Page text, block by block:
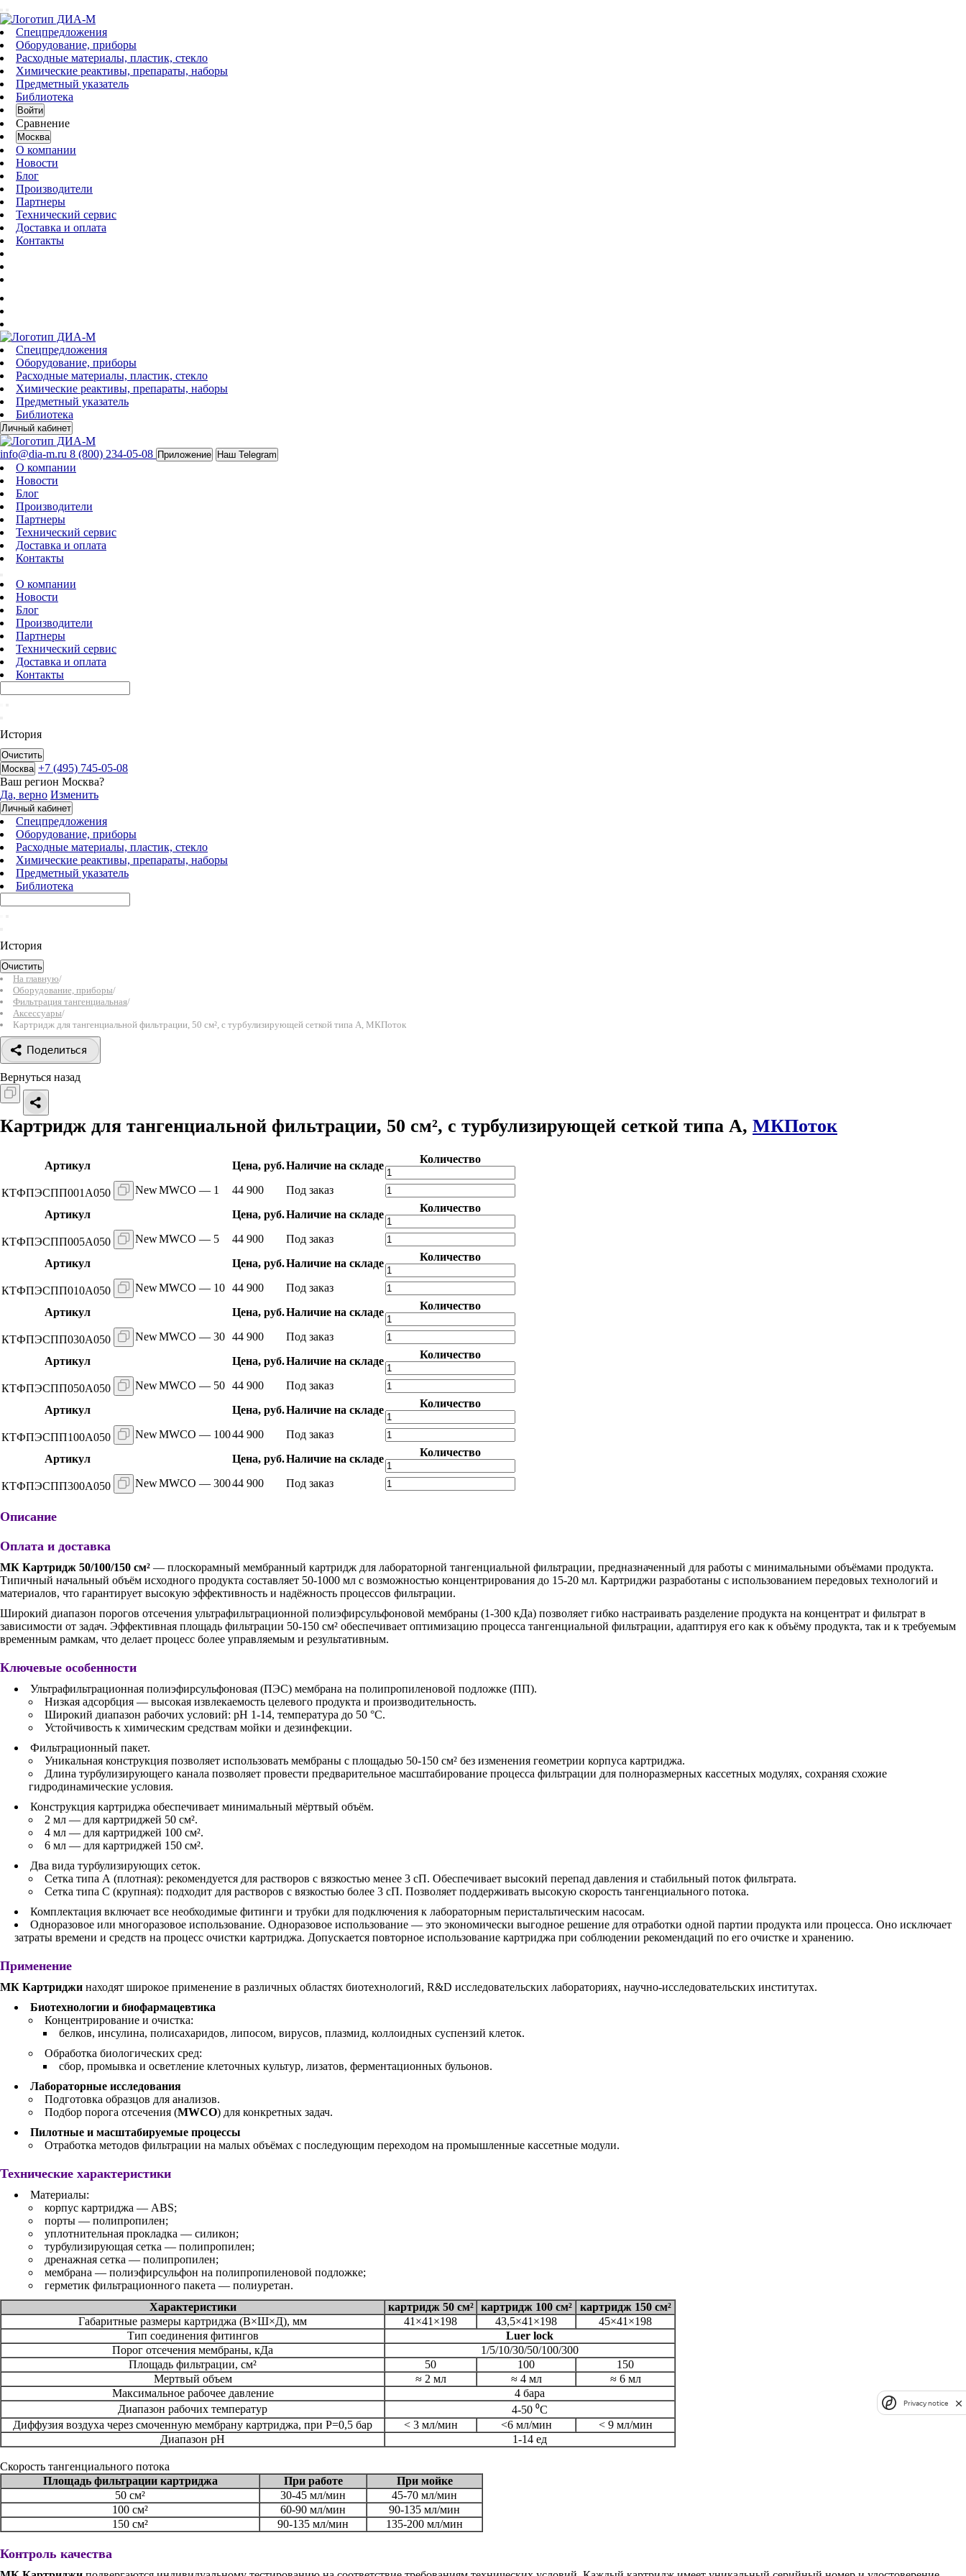
Спецпредложения
Оборудование, приборы
Расходные материалы, пластик, стекло
Химические реактивы, препараты, наборы
Предметный указатель
Библиотека
Войти
Сравнение
Москва
О компании
Новости
Блог
Производители
Партнеры
Технический сервис
Доставка и оплата
Контакты
Спецпредложения
Оборудование, приборы
Расходные материалы, пластик, стекло
Химические реактивы, препараты, наборы
Предметный указатель
Библиотека
Личный кабинет
info@dia-m.ru 8 (800) 234-05-08 Приложение Наш Telegram
О компании
Новости
Блог
Производители
Партнеры
Технический сервис
Доставка и оплата
Контакты
О компании
Новости
Блог
Производители
Партнеры
Технический сервис
Доставка и оплата
Контакты
История
Очистить
Москва +7 (495) 745-05-08
Ваш регион Москва?
Да, верно Изменить
Личный кабинет
Спецпредложения
Оборудование, приборы
Расходные материалы, пластик, стекло
Химические реактивы, препараты, наборы
Предметный указатель
Библиотека
История
Очистить
На главную/
Оборудование, приборы/
Фильтрация тангенциальная/
Аксессуары/
Картридж для тангенциальной фильтрации, 50 см², с турбулизирующей сеткой типа А, МКПоток
Поделиться
Вернуться назад
Картридж для тангенциальной фильтрации, 50 см², с турбулизирующей сеткой типа А, МКПоток
Артикул Цена, руб.Наличие на складе
Количество
КТФПЭСПП001А050 NewMWCO — 1 44 900
Под заказ
Артикул
Цена, руб.Наличие на складе
Количество
КТФПЭСПП005А050 NewMWCO — 5 44 900
Под заказ
Артикул
Цена, руб.Наличие на складе
Количество
КТФПЭСПП010А050 NewMWCO — 10 44 900
Под заказ
Артикул
Цена, руб.Наличие на складе
Количество
КТФПЭСПП030А050 NewMWCO — 30 44 900
Под заказ
Артикул
Цена, руб.Наличие на складе
Количество
КТФПЭСПП050А050 NewMWCO — 50 44 900
Под заказ
Артикул
Цена, руб.Наличие на складе
Количество
КТФПЭСПП100А050 NewMWCO — 10044 900
Под заказ
Артикул
Цена, руб.Наличие на складе
Количество
КТФПЭСПП300А050 NewMWCO — 30044 900 Под заказ
Описание
Оплата и доставка
МК Картридж 50/100/150 см² — плоскорамный мембранный картридж для лабораторной тангенциальной фильтрации, предназначенный для работы с минимальными объёмами продукта.
Типичный начальный объём исходного продукта составляет 50-1000 мл с возможностью концентрирования до 15-20 мл. Картриджи разработаны с использованием передовых технологий и
материалов, что гарантирует высокую эффективность и надёжность процессов фильтрации.
Широкий диапазон порогов отсечения ультрафильтрационной полиэфирсульфоновой мембраны (1-300 кДа) позволяет гибко настраивать разделение продукта на концентрат и фильтрат в
зависимости от задач. Эффективная площадь фильтрации 50-150 см² обеспечивает оптимизацию процесса тангенциальной фильтрации, адаптируя его как к объёму продукта, так и к требуемым
временным рамкам, что делает процесс более управляемым и результативным.
Ключевые особенности
Ультрафильтрационная полиэфирсульфоновая (ПЭС) мембрана на полипропиленовой подложке (ПП).
Низкая адсорбция — высокая извлекаемость целевого продукта и производительность.
Широкий диапазон рабочих условий: pH 1-14, температура до 50 °C.
Устойчивость к химическим средствам мойки и дезинфекции.
Фильтрационный пакет.
Уникальная конструкция позволяет использовать мембраны с площадью 50-150 см² без изменения геометрии корпуса картриджа.
Длина турбулизирующего канала позволяет провести предварительное масштабирование процесса фильтрации для полноразмерных кассетных модулях, сохраняя схожие
гидродинамические условия.
Конструкция картриджа обеспечивает минимальный мёртвый объём.
2 мл — для картриджей 50 см².
4 мл — для картриджей 100 см².
6 мл — для картриджей 150 см².
Два вида турбулизирующих сеток.
Сетка типа А (плотная): рекомендуется для растворов с вязкостью менее 3 сП. Обеспечивает высокий перепад давления и стабильный поток фильтрата.
Сетка типа С (крупная): подходит для растворов с вязкостью более 3 сП. Позволяет поддерживать высокую скорость тангенциального потока.
Комплектация включает все необходимые фитинги и трубки для подключения к лабораторным перистальтическим насосам.
Одноразовое или многоразовое использование. Одноразовое использование — это экономически выгодное решение для отработки одной партии продукта или процесса. Оно исключает
затраты времени и средств на процесс очистки картриджа. Допускается повторное использование картриджа при соблюдении рекомендаций по его очистке и хранению.
Применение
МК Картриджи находят широкое применение в различных областях биотехнологий, R&D исследовательских лабораториях, научно-исследовательских институтах.
Биотехнологии и биофармацевтика
Концентрирование и очистка:
белков, инсулина, полисахаридов, липосом, вирусов, плазмид, коллоидных суспензий клеток.
Обработка биологических сред:
сбор, промывка и осветление клеточных культур, лизатов, ферментационных бульонов.
Лабораторные исследования
Подготовка образцов для анализов.
Подбор порога отсечения (MWCO) для конкретных задач.
Пилотные и масштабируемые процессы
Отработка методов фильтрации на малых объёмах с последующим переходом на промышленные кассетные модули.
Технические характеристики
Материалы:
корпус картриджа — ABS;
порты — полипропилен;
уплотнительная прокладка — силикон;
турбулизирующая сетка — полипропилен;
дренажная сетка — полипропилен;
мембрана — полиэфирсульфон на полипропиленовой подложке;
герметик фильтрационного пакета — полиуретан.
Характеристики
картридж 50 см² картридж 100 см²
картридж 150 см²
Габаритные размеры картриджа (В×Ш×Д), мм
41×41×198 43,5×41×198
45×41×198
Тип соединения фитингов
Luer lock
Порог отсечения мембраны, кДа
1/5/10/30/50/100/300
Площадь фильтрации, см²
50 100
150
Мертвый объем
≈ 2 мл ≈ 4 мл
≈ 6 мл
Максимальное рабочее давление
4 бара
Диапазон рабочих температур
4-50 ⁰С
Диффузия воздуха через смоченную мембрану картриджа, при Р=0,5 бар
< 3 мл/мин <6 мл/мин
< 9 мл/мин
Диапазон рН
1-14 ед
Скорость тангенциального потока
Площадь фильтрации картриджа
При работе
При мойке
50 см²
30-45 мл/мин
45-70 мл/мин
100 см²
60-90 мл/мин
90-135 мл/мин
150 см²
90-135 мл/мин 135-200 мл/мин
Контроль качества
Privacy notice